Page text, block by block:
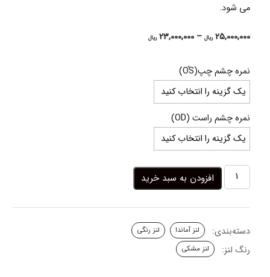
می شود.
25,000,000 ریال –
23,000,000 ریالPrice
نمره چشم چپ(OُS)
نمره چشم راست (OD)
لنز
چشم
مشکی
ای
سیلور
شاین
افزودن به سبد خرید
دسته‌بندی: لنز آماندا لنز رنگی
رنگ لنز: لنز مشکی